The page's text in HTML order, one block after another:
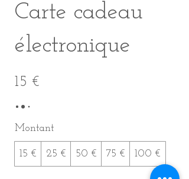
Carte cadeau
électronique
15 €
Montant
15 € 25 € 50 € 75 € 100 €